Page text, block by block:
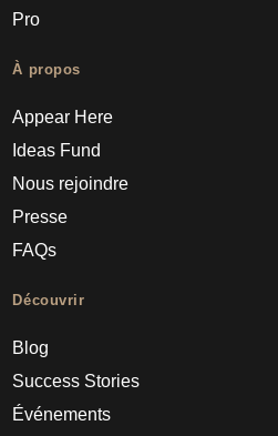
Pro
À propos
Appear Here
Ideas Fund
Nous rejoindre
Presse
FAQs
Découvrir
Blog
Success Stories
Événements